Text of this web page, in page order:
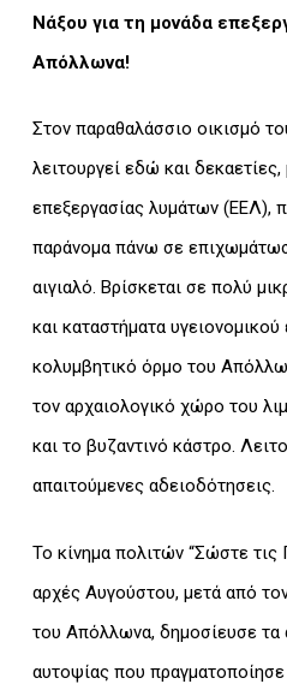
Νάξου για τη μονάδα
Απόλλωνα!
Στον παραθαλάσσιο οικισμό
λειτουργεί εδώ και
επεξεργασίας λυμάτων (ΕΕΛ),
παράνομα πάνω σε
αιγιαλό. Βρίσκεται σε πολύ
και καταστήματα
κολυμβητικό όρμο του
τον αρχαιολογικό χώρο του
και το βυζαντινό κάστρο.
απαιτούμενες αδειοδότησεις.
Το κίνημα πολιτών “Σώστε τις
αρχές Αυγούστου, μετά από
του Απόλλωνα, δημοσίευσε τα
αυτοψίας που